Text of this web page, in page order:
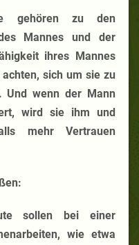
gehören zu den
Mannes und der
ihres Mannes
sich um sie zu
Und wenn der Mann
wird sie ihm und
mehr Vertrauen
sollen bei einer
wie etwa